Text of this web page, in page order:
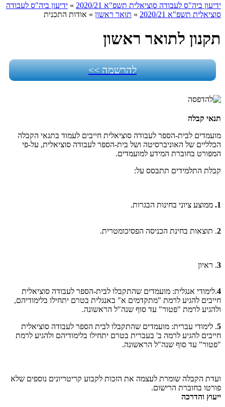
ידיעון ביה"ס לעבודה סוציאלית תשפ"א 2020/21 » ידיעון ביה"ס לעבודה
סוציאלית תשפ"א 2020/21
» תואר ראשון » אודות התכנית
תקנון לתואר ראשון
להרשמה >>
תנאי קבלה
מועמדים לבית-הספר לעבודה סוציאלית חייבים לעמוד בתנאי הקבלה
הכלליים של האוניברסיטה ושל בית-הספר לעבודה סוציאלית, על-פי
המפורט בחוברת המידע למועמדים.
קבלת התלמידים תתבסס על:
1. ממוצע ציוני בחינות הבגרות.
2. תוצאות בחינת הכניסה הפסיכומטרית.
3. ראיון
4.לימודי אנגלית: ​מועמדים שהתקבלו לבית-הספר לעבודה סוציאלית
חייבים להגיע לרמת "מתקדמים א" באנגלית בטרם יתחילו בלימודיהם,
ולהגיע לרמת "פטור" עד סוף שנה"ל הראשונה.
5. לימודי עברית: מועמדים שהתקבלו לבית הספר לעבודה סוציאלית
חייבים להגיע לרמה ב' בעברית בטרם יתחילו בלימודיהם ולהגיע לרמת
"פטור" עד סוף שנה"ל הראשונה.
ועדת הקבלה שומרת לעצמה את הזכות לקבוע קריטריונים נוספים שלא
פורטו בחוברת הרישום.
ייעוץ והדרכה